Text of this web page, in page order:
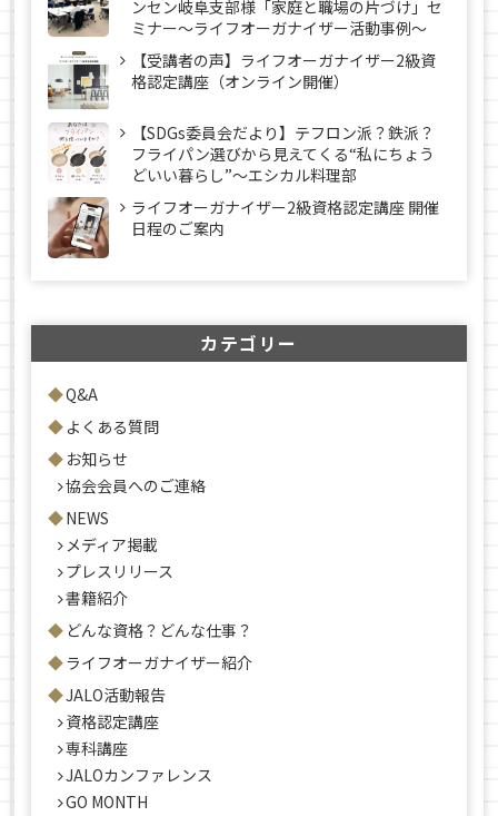
ンセン岐阜支部様「家庭と職場の片づけ」セ
ミナー～ライフオーガナイザー活動事例〜
【受講者の声】ライフオーガナイザー2級資
格認定講座（オンライン開催）
【SDGs委員会だより】テフロン派？鉄派？
フライパン選びから見えてくる“私にちょう
どいい暮らし”～エシカル料理部
ライフオーガナイザー2級資格認定講座 開催
日程のご案内
カテゴリー
Q&A
よくある質問
お知らせ
協会会員へのご連絡
NEWS
メディア掲載
プレスリリース
書籍紹介
どんな資格？どんな仕事？
ライフオーガナイザー紹介
JALO活動報告
資格認定講座
専科講座
JALOカンファレンス
GO MONTH